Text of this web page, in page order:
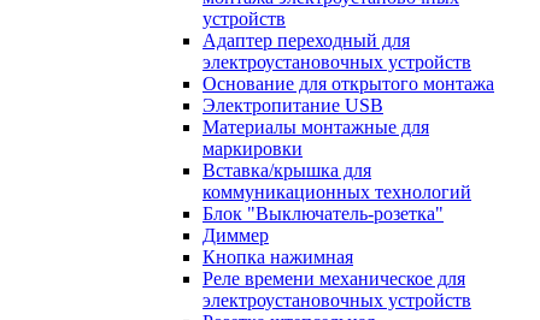
устройств
Адаптер переходный для
электроустановочных устройств
Основание для открытого монтажа
Электропитание USB
Материалы монтажные для
маркировки
Вставка/крышка для
коммуникационных технологий
Блок "Выключатель-розетка"
Диммер
Кнопка нажимная
Реле времени механическое для
электроустановочных устройств